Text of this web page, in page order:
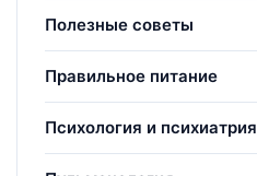
Полезные советы
Правильное питание
Психология и психиатрия